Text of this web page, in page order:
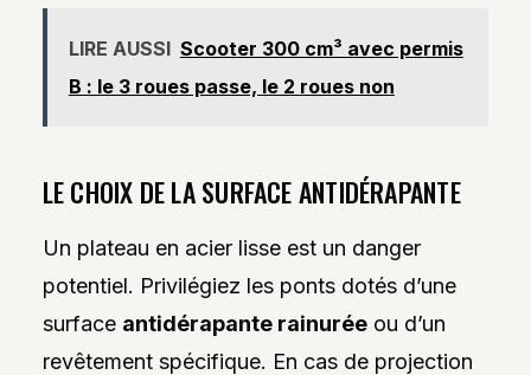
LIRE AUSSI Scooter 300 cm³ avec permis
B : le 3 roues passe, le 2 roues non
LE CHOIX DE LA SURFACE ANTIDÉRAPANTE
Un plateau en acier lisse est un danger
potentiel. Privilégiez les ponts dotés d’une
surface antidérapante rainuréeou d’un
revêtement spécifique. En cas de projection